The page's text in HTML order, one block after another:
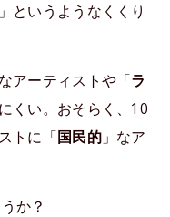
というようなくくり
アーティストや「ラ
くい。おそらく、10
トに「国民的」なア
か？